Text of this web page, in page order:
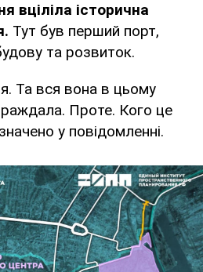
вціліла історична
Тут був перший порт,
та розвиток.
Та вся вона в цьому
Проте. Кого це
у повідомленні.